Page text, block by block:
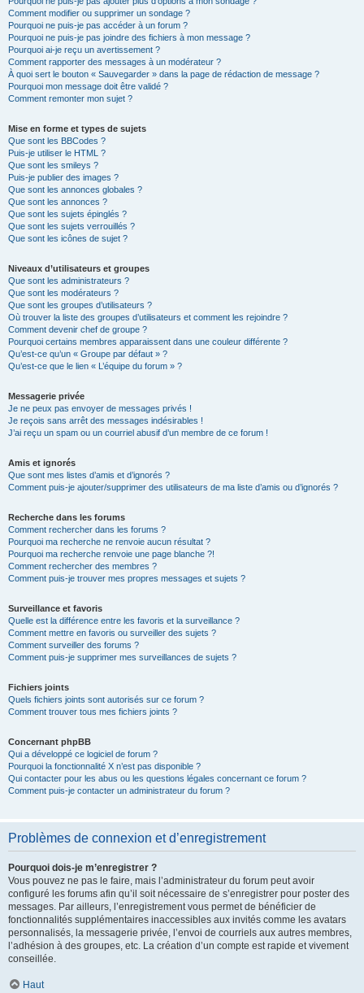
Comment modifier ou supprimer un sondage ?
Pourquoi ne puis-je pas accéder à un forum ?
Pourquoi ne puis-je pas joindre des fichiers à mon message ?
Pourquoi ai-je reçu un avertissement ?
Comment rapporter des messages à un modérateur ?
À quoi sert le bouton « Sauvegarder » dans la page de rédaction de message ?
Pourquoi mon message doit être validé ?
Comment remonter mon sujet ?
Mise en forme et types de sujets
Que sont les BBCodes ?
Puis-je utiliser le HTML ?
Que sont les smileys ?
Puis-je publier des images ?
Que sont les annonces globales ?
Que sont les annonces ?
Que sont les sujets épinglés ?
Que sont les sujets verrouillés ?
Que sont les icônes de sujet ?
Niveaux d’utilisateurs et groupes
Que sont les administrateurs ?
Que sont les modérateurs ?
Que sont les groupes d’utilisateurs ?
Où trouver la liste des groupes d’utilisateurs et comment les rejoindre ?
Comment devenir chef de groupe ?
Pourquoi certains membres apparaissent dans une couleur différente ?
Qu’est-ce qu’un « Groupe par défaut » ?
Qu’est-ce que le lien « L’équipe du forum » ?
Messagerie privée
Je ne peux pas envoyer de messages privés !
Je reçois sans arrêt des messages indésirables !
J’ai reçu un spam ou un courriel abusif d’un membre de ce forum !
Amis et ignorés
Que sont mes listes d’amis et d’ignorés ?
Comment puis-je ajouter/supprimer des utilisateurs de ma liste d’amis ou d’ignorés ?
Recherche dans les forums
Comment rechercher dans les forums ?
Pourquoi ma recherche ne renvoie aucun résultat ?
Pourquoi ma recherche renvoie une page blanche ?!
Comment rechercher des membres ?
Comment puis-je trouver mes propres messages et sujets ?
Surveillance et favoris
Quelle est la différence entre les favoris et la surveillance ?
Comment mettre en favoris ou surveiller des sujets ?
Comment surveiller des forums ?
Comment puis-je supprimer mes surveillances de sujets ?
Fichiers joints
Quels fichiers joints sont autorisés sur ce forum ?
Comment trouver tous mes fichiers joints ?
Concernant phpBB
Qui a développé ce logiciel de forum ?
Pourquoi la fonctionnalité X n’est pas disponible ?
Qui contacter pour les abus ou les questions légales concernant ce forum ?
Comment puis-je contacter un administrateur du forum ?
Problèmes de connexion et d’enregistrement
Pourquoi dois-je m’enregistrer ?
Vous pouvez ne pas le faire, mais l’administrateur du forum peut avoir
configuré les forums afin qu’il soit nécessaire de s’enregistrer pour poster des
messages. Par ailleurs, l’enregistrement vous permet de bénéficier de
fonctionnalités supplémentaires inaccessibles aux invités comme les avatars
personnalisés, la messagerie privée, l’envoi de courriels aux autres membres,
l’adhésion à des groupes, etc. La création d’un compte est rapide et vivement
conseillée.
Haut